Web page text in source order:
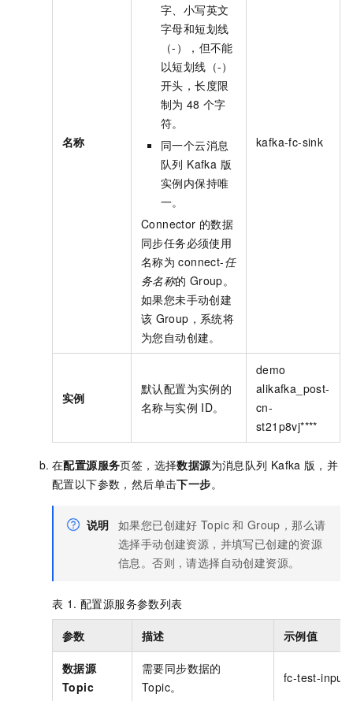
名称
字、小写英文
字母和短划线
（-），但不能
以短划线（-）
开头，长度限
制为 48 个字
符。
同一个云消息
队列 Kafka 版
实例内保持唯
一。
Connector 的数据
同步任务必须使用
名称为 connect-任
务名称的 Group。
如果您未手动创建
该 Group ，系统将
为您自动创建。
kafka-fc-sink
实例
默认配置为实例的
名称与实例 ID。
demo
alikafka_post-
cn-
st21p8vj****
在配置源服务页签，选择数据源为消息队列 Kafka 版 ，并
配置以下参数，然后单击下一步。
说明 如果您已创建好 Topic 和 Group ，那么请
选择手动创建资源，并填写已创建的资源
信息。否则，请选择自动创建资源。
表 1. 配置源服务参数列表
参数 描述 示例值
数据源
Topic
需要同步数据的
Topic。
fc-test-input